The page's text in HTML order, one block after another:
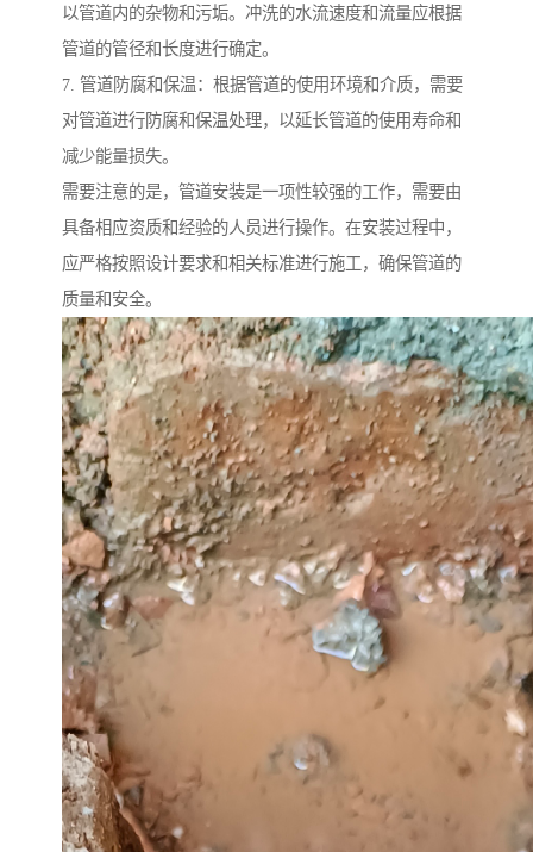
以管道内的杂物和污垢。冲洗的水流速度和流量应根据
管道的管径和长度进行确定。
7. 管道防腐和保温：根据管道的使用环境和介质，需要
对管道进行防腐和保温处理，以延长管道的使用寿命和
减少能量损失。
需要注意的是，管道安装是一项性较强的工作，需要由
具备相应资质和经验的人员进行操作。在安装过程中，
应严格按照设计要求和相关标准进行施工，确保管道的
质量和安全。